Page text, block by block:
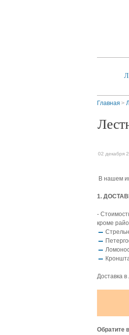
Главная
02 декабря
В нашем
1.
-
кроме
Доставка
Обратите